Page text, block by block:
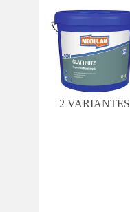
2 VARIANTES